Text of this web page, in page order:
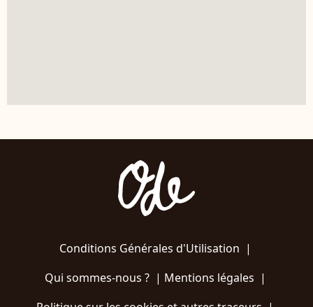
Conditions Générales d'Utilisation |
Qui sommes-nous ?| Mentions légales |